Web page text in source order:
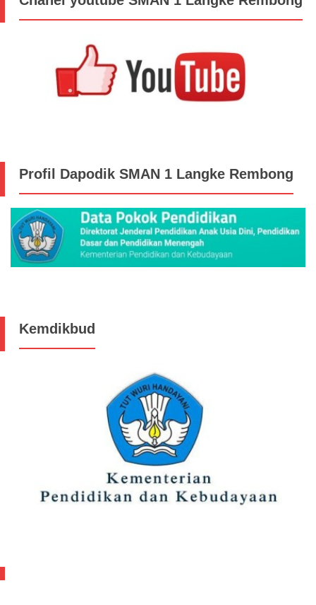
Profil Dapodik SMAN 1 Langke Rembong
Kemdikbud